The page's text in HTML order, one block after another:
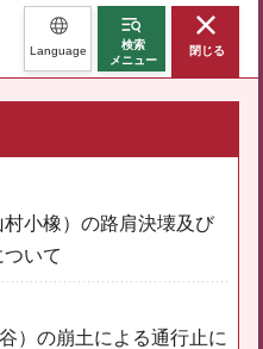
Language
検索
メニュー
閉じる
小橡）の路肩決壊及び
いて
）の崩土による通行止に